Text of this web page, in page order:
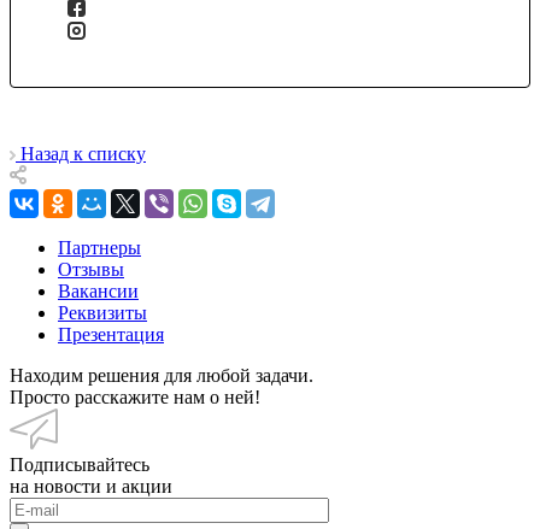
Назад к списку
Партнеры
Отзывы
Вакансии
Реквизиты
Презентация
Находим решения для любой задачи.
Просто расскажите нам о ней!
Подписывайтесь
на новости и акции